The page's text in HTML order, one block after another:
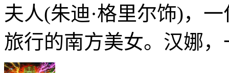
夫人(朱迪·格里尔饰)，
旅行的南方美女。汉娜